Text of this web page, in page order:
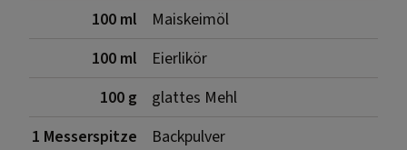
100 ml
Maiskeimöl
100 ml
Eierlikör
100 g
glattes Mehl
1 Messerspitze
Backpulver